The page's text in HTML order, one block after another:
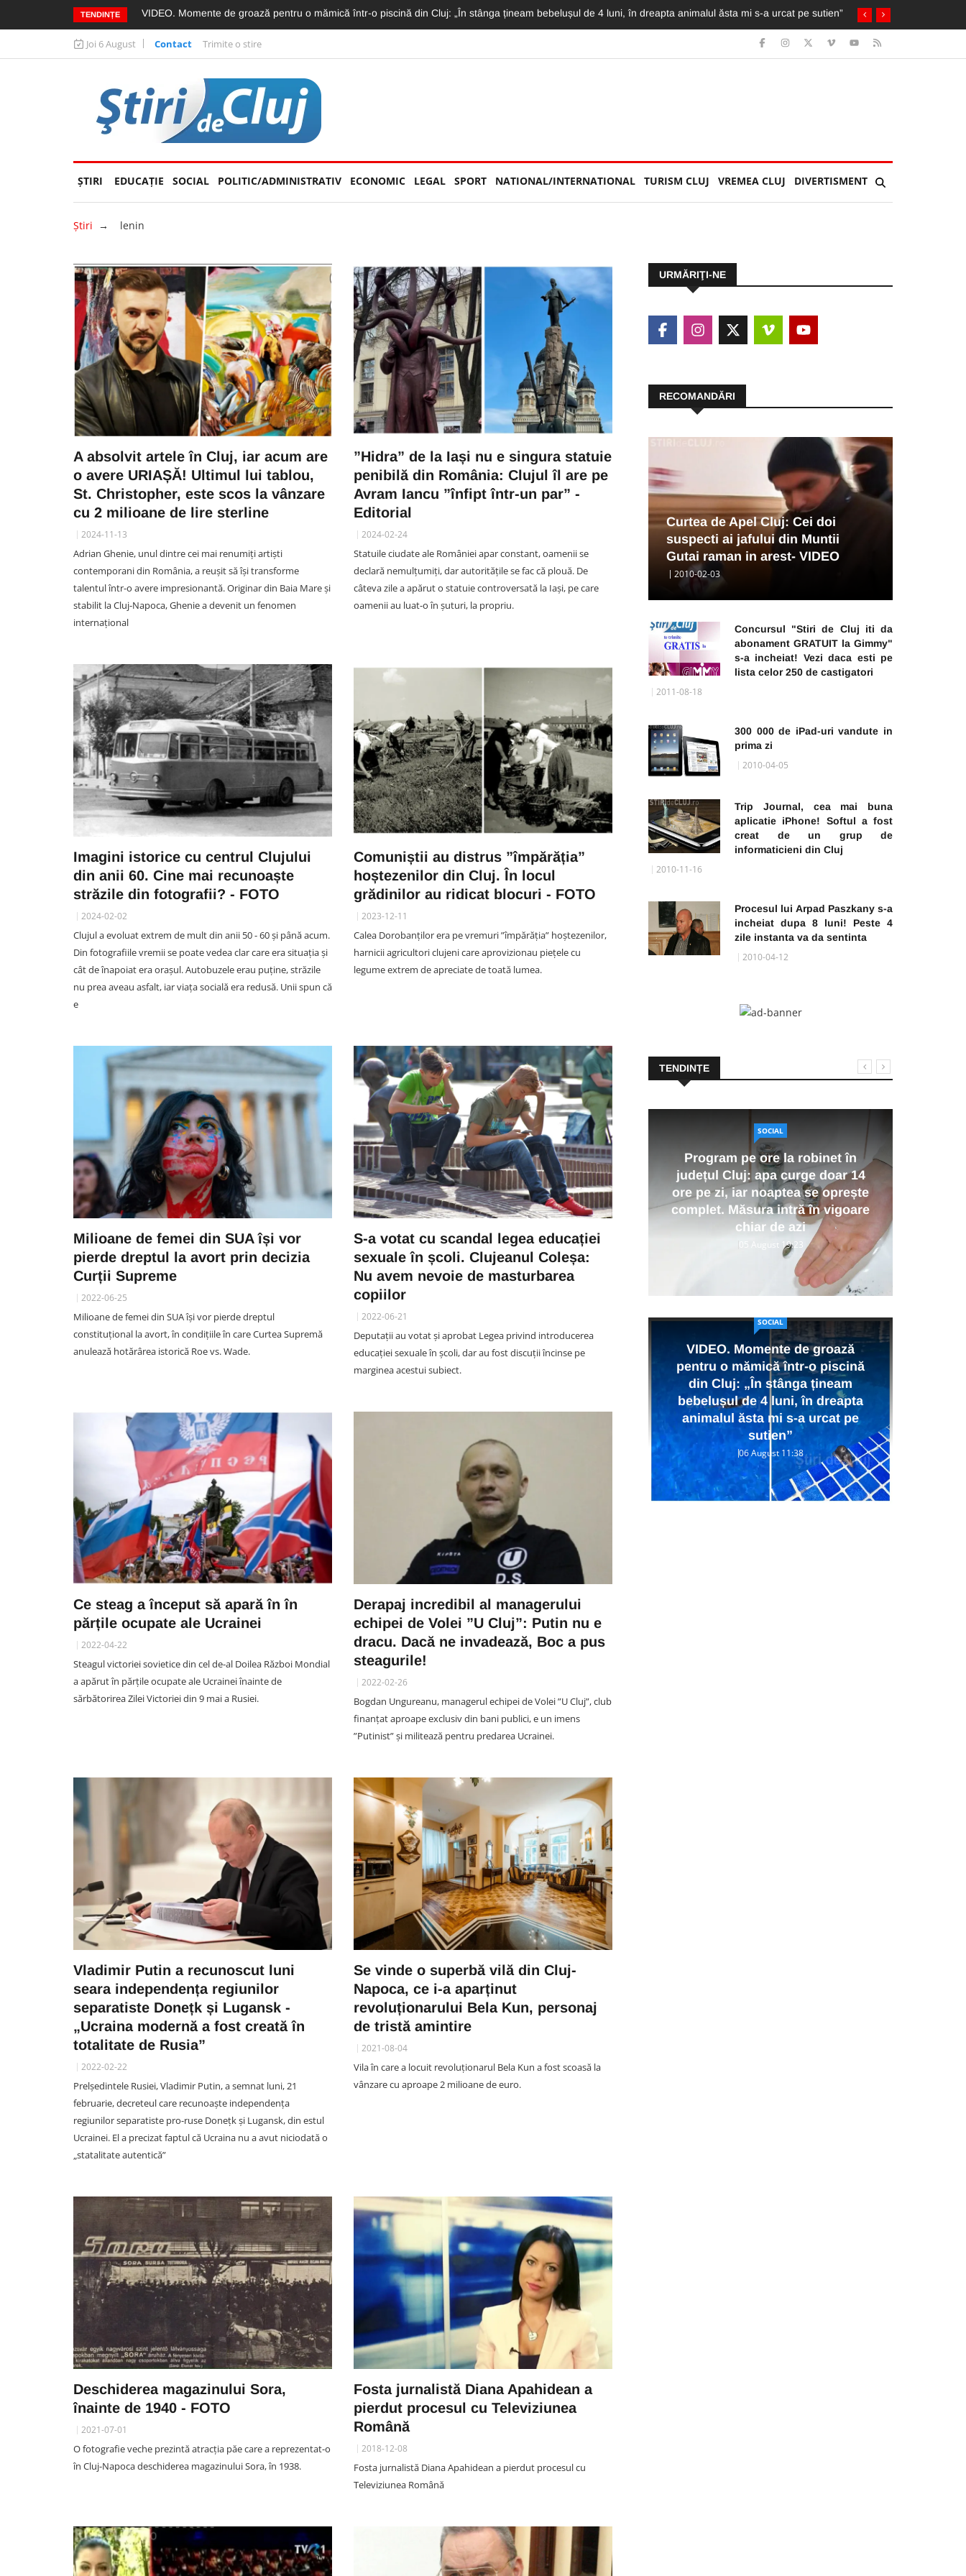
TENDINȚE Cine e motociclistul clujean care a murit astăzi pe DN1! Avea doar 36 de ani și lucra ca polițist la Penitenciarul Gherla: Îl așteptau soția și copilul
Joi 6 August Contact Trimite o stire
ŞTIRI EDUCAȚIE (CURRENT)
SOCIAL POLITIC/ADMINISTRATIV ECONOMIC LEGAL SPORT NATIONAL/INTERNATIONAL TURISM CLUJ VREMEA CLUJ DIVERTISMENT
Ştiri → lenin
A absolvit artele în Cluj, iar acum are
o avere URIAȘĂ! Ultimul lui tablou,
St. Christopher, este scos la vânzare
cu 2 milioane de lire sterline
2024-11-13
Adrian Ghenie, unul dintre cei mai renumiți artiști
contemporani din România, a reușit să își transforme
talentul într-o avere impresionantă. Originar din Baia Mare și
stabilit la Cluj-Napoca, Ghenie a devenit un fenomen
internațional
”Hidra” de la Iași nu e singura statuie
penibilă din România: Clujul îl are pe
Avram Iancu ”înfipt într-un par” -
Editorial
2024-02-24
Statuile ciudate ale României apar constant, oamenii se
declară nemulțumiți, dar autoritățile se fac că plouă. De
câteva zile a apărut o statuie controversată la Iași, pe care
oamenii au luat-o în șuturi, la propriu.
Imagini istorice cu centrul Clujului
din anii 60. Cine mai recunoaște
străzile din fotografii? - FOTO
2024-02-02
Clujul a evoluat extrem de mult din anii 50 - 60 și până acum.
Din fotografiile vremii se poate vedea clar care era situația și
cât de înapoiat era orașul. Autobuzele erau puține, străzile
nu prea aveau asfalt, iar viața socială era redusă. Unii spun că
e
Comuniștii au distrus ”împărăția”
hoștezenilor din Cluj. În locul
grădinilor au ridicat blocuri - FOTO
2023-12-11
Calea Dorobanților era pe vremuri ”împărăția” hoștezenilor,
harnicii agricultori clujeni care aprovizionau piețele cu
legume extrem de apreciate de toată lumea.
Milioane de femei din SUA își vor
pierde dreptul la avort prin decizia
Curții Supreme
2022-06-25
Milioane de femei din SUA își vor pierde dreptul
constituțional la avort, în condițiile în care Curtea Supremă
anulează hotărârea istorică Roe vs. Wade.
S-a votat cu scandal legea educației
sexuale în școli. Clujeanul Coleșa:
Nu avem nevoie de masturbarea
copiilor
2022-06-21
Deputații au votat și aprobat Legea privind introducerea
educaţiei sexuale în şcoli, dar au fost discuții încinse pe
marginea acestui subiect.
Ce steag a început să apară în în
părțile ocupate ale Ucrainei
2022-04-22
Steagul victoriei sovietice din cel de-al Doilea Război Mondial
a apărut în părțile ocupate ale Ucrainei înainte de
sărbătorirea Zilei Victoriei din 9 mai a Rusiei.
Derapaj incredibil al managerului
echipei de Volei ”U Cluj”: Putin nu e
dracu. Dacă ne invadează, Boc a pus
steagurile!
2022-02-26
Bogdan Ungureanu, managerul echipei de Volei ”U Cluj”, club
finanțat aproape exclusiv din bani publici, e un imens
”Putinist” și militează pentru predarea Ucrainei.
Vladimir Putin a recunoscut luni
seara independența regiunilor
separatiste Donețk și Lugansk -
„Ucraina modernă a fost creată în
totalitate de Rusia”
2022-02-22
Prelședintele Rusiei, Vladimir Putin, a semnat luni, 21
februarie, decreteul care recunoaște independența
regiunilor separatiste pro-ruse Donețk şi Lugansk, din estul
Ucrainei. El a precizat faptul că Ucraina nu a avut niciodată o
„statalitate autentică”
Se vinde o superbă vilă din Cluj-
Napoca, ce i-a aparținut
revoluționarului Bela Kun, personaj
de tristă amintire
2021-08-04
Vila în care a locuit revoluționarul Bela Kun a fost scoasă la
vânzare cu aproape 2 milioane de euro.
Deschiderea magazinului Sora,
înainte de 1940 - FOTO
2021-07-01
O fotografie veche prezintă atracția păe care a reprezentat-o
în Cluj-Napoca deschiderea magazinului Sora, în 1938.
Fosta jurnalistă Diana Apahidean a
pierdut procesul cu Televiziunea
Română
2018-12-08
Fosta jurnalistă Diana Apahidean a pierdut procesul cu
Televiziunea Română
URMĂRIŢI-NE
RECOMANDĂRI
Curtea de Apel Cluj: Cei doi
suspecti ai jafului din Muntii
Gutai raman in arest- VIDEO
2010-02-03
Concursul "Stiri de Cluj iti da
abonament GRATUIT la Gimmy"
s-a incheiat! Vezi daca esti pe
lista celor 250 de castigatori
2011-08-18
300 000 de iPad-uri vandute in
prima zi
2010-04-05
Trip Journal, cea mai buna
aplicatie iPhone! Softul a fost
creat de un grup de
informaticieni din Cluj
2010-11-16
Procesul lui Arpad Paszkany s-a
incheiat dupa 8 luni! Peste 4
zile instanta va da sentinta
2010-04-12
TENDINȚE
SOCIAL
Cine e motociclistul clujean care
a murit astăzi pe DN1! Avea doar
36 de ani și lucra ca polițist la
Penitenciarul Gherla: Îl așteptau
05 August 17:44
SOCIAL
pe DN 1. Cei doi șoferi,
transportați de urgență la spital
06 August 08:09
SOCIAL
Accident pe strada Câmpului din
Cluj-Napoca. Un biciclist și un
BMW, implicați în coliziune: „L-a
05 August 22:54
O casă din Cluj-Napoca ar putea
deveni școală privată pentru 15
Napoca
06 August 10:14
SOCIAL
Program pe ore la robinet în
județul Cluj: apa curge doar 14
ore pe zi, iar noaptea se oprește
complet. Măsura intră în vigoare
chiar de azi
05 August 19:23
SOCIAL
VIDEO. Momente de groază
pentru o mămică într-o piscină
din Cluj: „În stânga țineam
bebelușul de 4 luni, în dreapta
animalul ăsta mi s-a urcat pe
sutien”
06 August 11:38